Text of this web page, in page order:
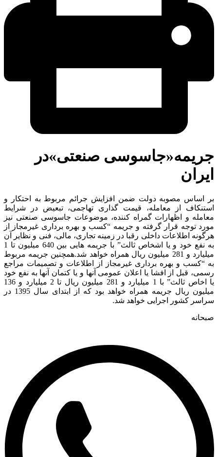
صنعتی»در
اساس مصوبه دولت ضمن افزایش جرائم مربوط به احتکار و
از معامله، قیمت گذاری تهاجمی، تبعیض در شرایط
و اظهارات گمراه کننده، موضوعات جاسوسی صنعتی نیز
توجه قرار گرفته و جریمه “کسب و بهره برداری غیرمجاز از
اطلاعات داخلی رقبا در زمینه تجاری، مالی، فنی و نظایر آن
به نفع خود و یا اشخاص ثالث” با جریمه هایی بین 640 میلیون تا 1
میلیارد و 281 میلیون ریال همراه خواهد شد.همچنین جریمه مربوط
“کسب و بهره برداری غیرمجاز از اطلاعات و تصمیمات مراجع
قبل از افشا یا اعلان عمومی آنها و یا کتمان آنها به نفع خود
یا اخاص ثالث” با 1 میلیارد و 281 میلیون ریال تا 2 میلیارد و 136
میلیون ریال جریمه همراه خواهد بود که از ابتدای سال 1395 در
کشور اجرایی خواهد شد.